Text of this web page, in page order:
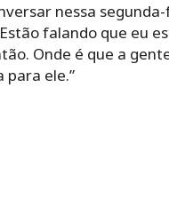
nessa
falando que eu
Onde é que a
ele.”